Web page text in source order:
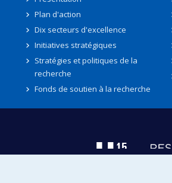
Plan d'action
Dix secteurs d'excellence
Initiatives stratégiques
Stratégies et politiques de la
recherche
Fonds de soutien à la recherche